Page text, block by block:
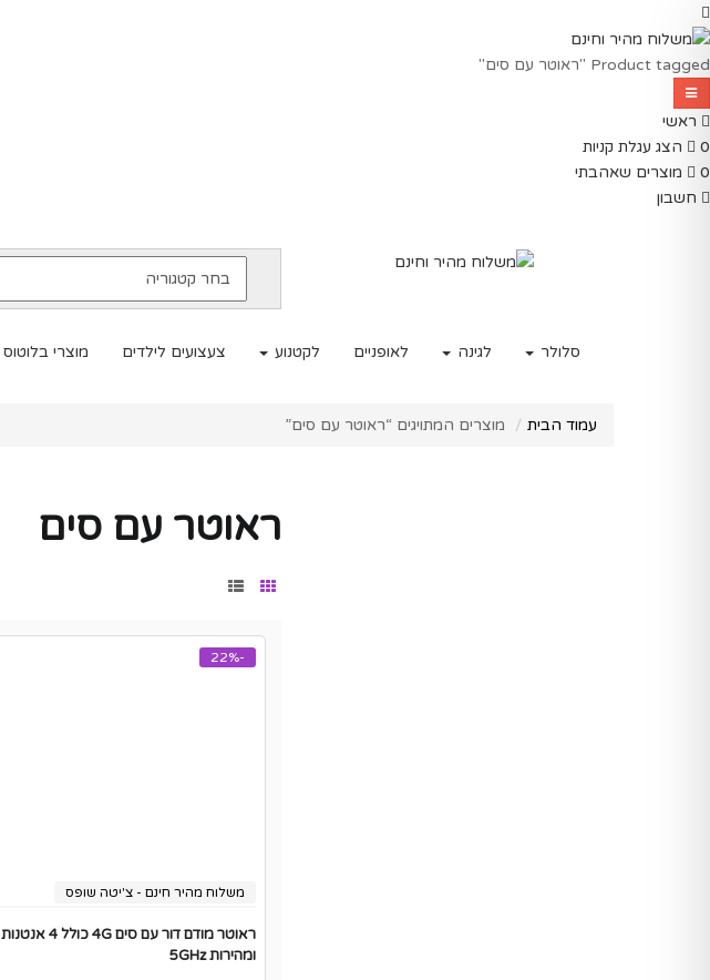
Product tagged "ראוטר עם סים"
ראשי
0
הצג עגלת קניות
0
מוצרים שאהבתי
חשבון
סלולר לגינה לאופניים לקטנוע צעצועים לילדים מוצרי בלוטוס
עמוד הבית מוצרים המתויגים “ראוטר עם סים”
ראוטר עם סים
-22%
משלוח מהיר חינם - צ'יטה שופס
ראוטר מודם דור עם סים 4G כולל 4 אנטנות
ומהירות 5GHz